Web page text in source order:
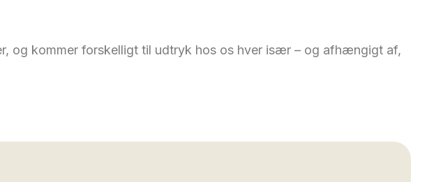
og kommer forskelligt til udtryk hos os hver især – og afhængigt af,